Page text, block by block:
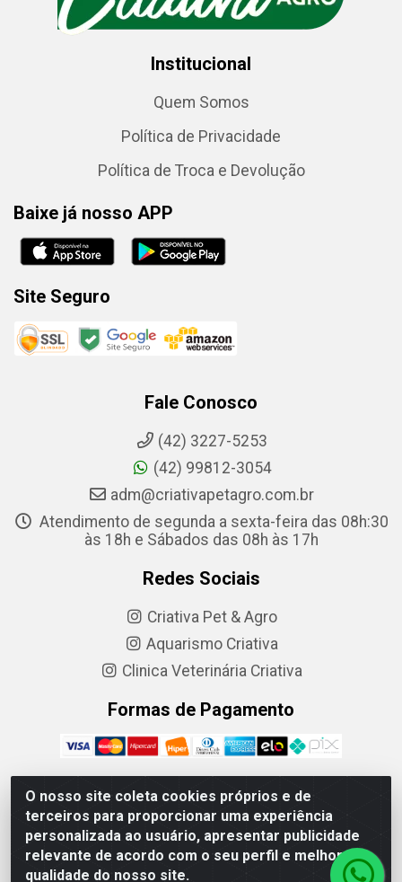
O nosso site coleta cookies próprios e de
terceiros para proporcionar uma experiência
personalizada ao usuário, apresentar publicidade
relevante de acordo com o seu perfil e melhorar a
qualidade do nosso site.
Institucional
Quem Somos
Política de Privacidade
Política de Troca e Devolução
Baixe já nosso APP
Site Seguro
Fale Conosco
(42) 3227-5253
(42) 99812-3054
adm@criativapetagro.com.br
Atendimento de segunda a sexta-feira das 08h:30
às 18h e Sábados das 08h às 17h
Redes Sociais
Criativa Pet & Agro
Aquarismo Criativa
Clinica Veterinária Criativa
Formas de Pagamento
Criativa Produtos Agropecuarios LTDA - R. Barão do Cerro
Azul, 1083 - Centro, Ponta Grossa - PR, 84010-210 - CNPJ
05.217-618/0001-21